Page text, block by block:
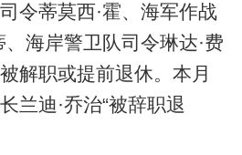
令蒂莫西·霍、海军作战
海岸警卫队司令琳达·费
解职或提前退休。本月
兰迪·乔治“被辞职退